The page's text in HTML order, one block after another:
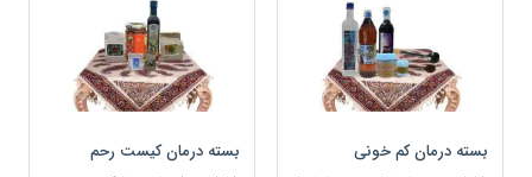
بسته درمان کم خونی بسته درمان کیست رحم